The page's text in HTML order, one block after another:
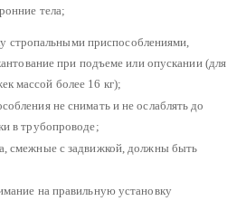
тела;
стропальными приспособлениями,
при подъеме или опускании (для
массой более 16 кг);
не снимать и не ослаблять до
в трубопроводе;
смежные с задвижкой, должны быть
на правильную установку